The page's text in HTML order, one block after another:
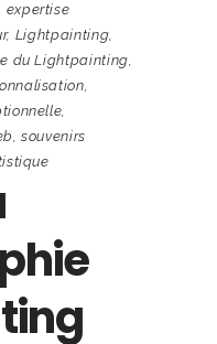
expertise
, Lightpainting,
du Lightpainting,
,
,
,souvenirs